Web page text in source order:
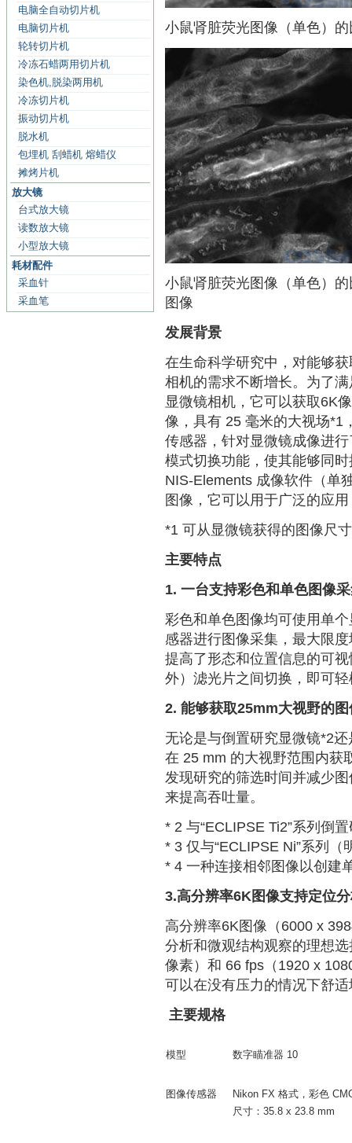
电脑全自动切片机
电脑切片机
轮转切片机
冷冻石蜡两用切片机
染色机,脱染两用机
冷冻切片机
振动切片机
脱水机
包埋机 刮蜡机 熔蜡仪
摊烤片机
放大镜
台式放大镜
读数放大镜
小型放大镜
耗材配件
采血针
采血笔
小鼠肾脏荧光图像（单色）
小鼠肾脏荧光图像（单色）
图像
发展背景
在生命科学研究中，对能够
相机的需求不断增长。为了
显微镜相机，它可以获取6K
像，具有 25 毫米的大视场*1
传感器，针对显微镜成像进
模式切换功能，使其能够同
NIS-Elements 成像软件（单
图像，它可以用于广泛的应
*1 可从显微镜获得的图像尺
主要特点
1. 一台支持彩色和单色图像
彩色和单色图像均可使用单
感器进行图像采集，最大限
提高了形态和位置信息的可
外）滤光片之间切换，即可
2. 能够获取25mm大视野的图
无论是与倒置研究显微镜*2
在 25 mm 的大视野范围内获
发现研究的筛选时间并减少
来提高吞吐量。
* 2 与“ECLIPSE Ti2”系列倒
* 3 仅与“ECLIPSE Ni”系列
* 4 一种连接相邻图像以创建
3.高分辨率6K图像支持定位
高分辨率6K图像（6000 x
分析和微观结构观察的理想
像素）和 66 fps（1920 x
可以在没有压力的情况下舒
主要规格
模型 数字瞄准器 10
图像传感器
Nikon FX 格式，彩色
尺寸：35.8 x 23.8 mm